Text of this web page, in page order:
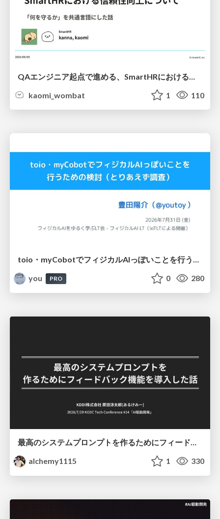
kaomi_wombat
1 110
toio・myCobotでフィジカルAIっぽいことを行うための検討（とりあえず調査） / フィジカルAI LT（IoTLTによる開催）
you
PRO 0 280
最高のシステムプロンプトを作るためにフィードバック機能を導入した話
alchemy1115
1 330